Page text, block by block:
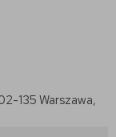
135 Warszawa,